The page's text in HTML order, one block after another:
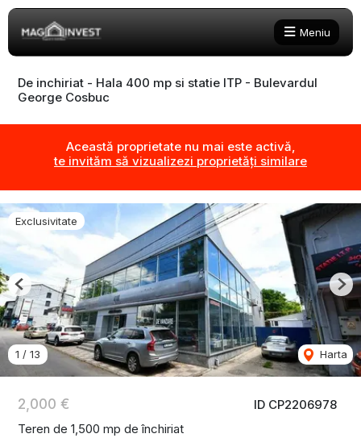
Meniu
De inchiriat - Hala 400 mp si statie ITP - Bulevardul
George Cosbuc
Această proprietate nu mai este activă,
te invităm să vizualizezi proprietăți similare
ID CP2206978
2,000 €
Teren de 1,500 mp de închiriat
Exclusivitate
1 / 13 Harta
Previous